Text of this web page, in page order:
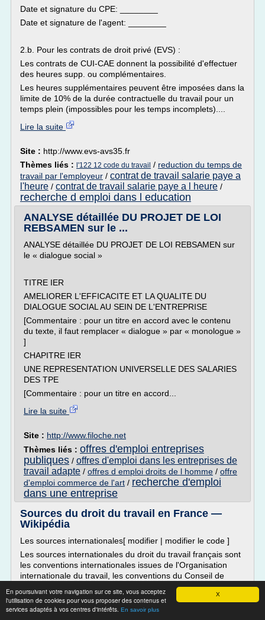
X
En poursuivant votre navigation sur ce site, vous acceptez
l'utilisation de cookies pour vous proposer des contenus et
services adaptés à vos centres d'intérêts. En savoir plus
Date et signature du CPE: ________
Date et signature de l'agent: ________
2.b. Pour les contrats de droit privé (EVS) :
Les contrats de CUI-CAE donnent la possibilité d'effectuer
des heures supp. ou complémentaires.
Les heures supplémentaires peuvent être imposées dans la
limite de 10% de la durée contractuelle du travail pour un
temps plein (impossibles pour les temps incomplets)....
Lire la suite
Site : http://www.evs-avs35.fr
Thèmes liés : l'122 12 code du travail / reduction du temps de
travail par l'employeur / contrat de travail salarie paye a
l'heure / contrat de travail salarie paye a l heure /
recherche d emploi dans l education
ANALYSE détaillée DU PROJET DE LOI
REBSAMEN sur le ...
ANALYSE détaillée DU PROJET DE LOI REBSAMEN sur
le « dialogue social »
TITRE IER
AMELIORER L'EFFICACITE ET LA QUALITE DU
DIALOGUE SOCIAL AU SEIN DE L'ENTREPRISE
[Commentaire : pour un titre en accord avec le contenu
du texte, il faut remplacer « dialogue » par « monologue »
]
CHAPITRE IER
UNE REPRESENTATION UNIVERSELLE DES SALARIES
DES TPE
[Commentaire : pour un titre en accord...
Lire la suite
Site : http://www.filoche.net
Thèmes liés : offres d'emploi entreprises
publiques / offres d'emploi dans les entreprises de
travail adapte / offres d emploi droits de l homme / offre
d'emploi commerce de l'art / recherche d'emploi
dans une entreprise
Sources du droit du travail en France —
Wikipédia
Les sources internationales[ modifier | modifier le code ]
Les sources internationales du droit du travail français sont
les conventions internationales issues de l'Organisation
internationale du travail, les conventions du Conseil de
l'Europe, et le droit communautaire. Les normes issues de
ces sources ont pour la plupart un effet direct en droit
français, et prévalent sur les normes...